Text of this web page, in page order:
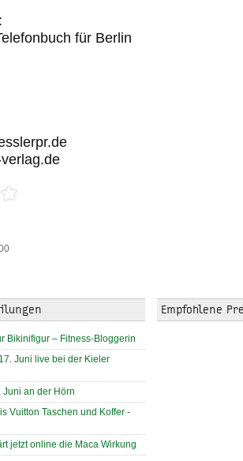
für Berlin
Bikinifigur – Fitness-Bloggerin
Juni live bei der Kieler
an der Hörn
Vuitton Taschen und Koffer -
jetzt online die Maca Wirkung
Empfohlene